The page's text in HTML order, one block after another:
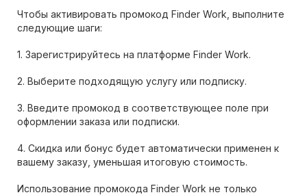
Чтобы активировать промокод Finder Work, выполните
следующие шаги:
1. Зарегистрируйтесь на платформе Finder Work.
2. Выберите подходящую услугу или подписку.
3. Введите промокод в соответствующее поле при
оформлении заказа или подписки.
4. Скидка или бонус будет автоматически применен к
вашему заказу, уменьшая итоговую стоимость.
Использование промокода Finder Work не только